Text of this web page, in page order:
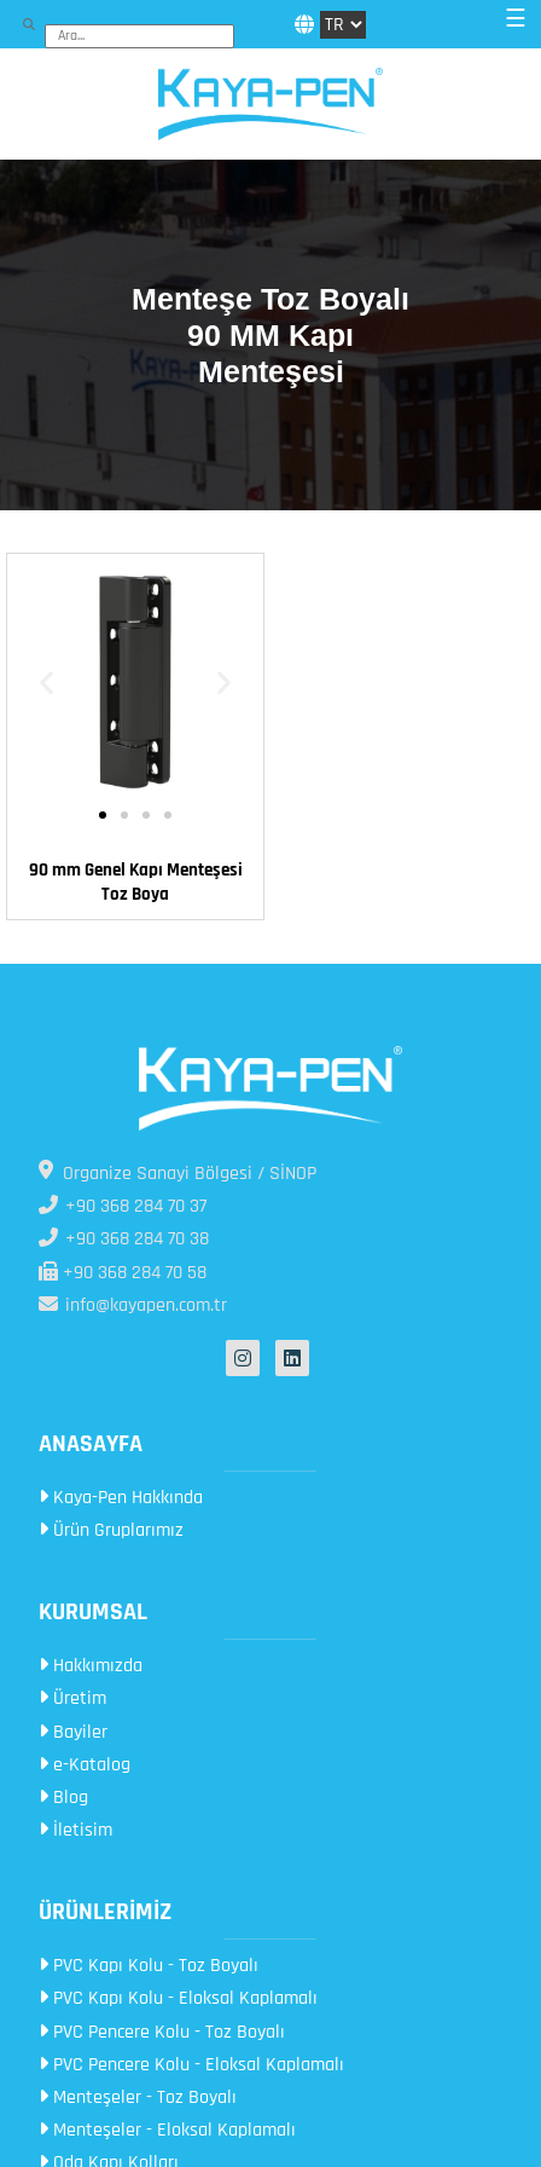
☰
Menteşe Toz Boyalı
90 MM Kapı
Menteşesi
90 mm Genel Kapı Menteşesi
Toz Boya
Organize Sanayi Bölgesi / SİNOP
+90 368 284 70 37
+90 368 284 70 38
+90 368 284 70 58
info@kayapen.com.tr
ANASAYFA
Kaya-Pen Hakkında
Ürün Gruplarımız
KURUMSAL
Hakkımızda
Üretim
Bayiler
e-Katalog
Blog
İletisim
ÜRÜNLERİMİZ
PVC Kapı Kolu - Toz Boyalı
PVC Kapı Kolu - Eloksal Kaplamalı
PVC Pencere Kolu - Toz Boyalı
PVC Pencere Kolu - Eloksal Kaplamalı
Menteşeler - Toz Boyalı
Menteşeler - Eloksal Kaplamalı